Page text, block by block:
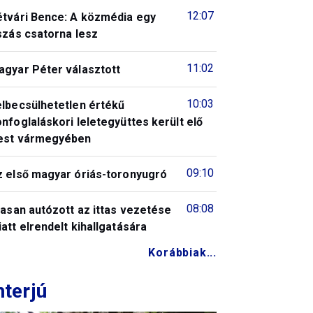
12:07
Bence: A közmédia egy
csatorna lesz
11:02
Péter választott
10:03
értékű
leletegyüttes került elő
vármegyében
09:10
első magyar óriás-toronyugró
08:08
autózott az ittas vezetése
elrendelt kihallgatására
Korábbiak...